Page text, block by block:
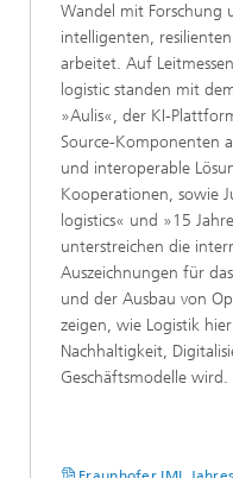
Wandel mit Forschung
intelligenten,
arbeitet. Auf
logistic standen mit
»Aulis«, der KI-
Source-Komponenten
und interoperable
Kooperationen, sowie
logistics« und »15
unterstreichen die
Auszeichnungen für
und der Ausbau von
zeigen, wie Logistik
Nachhaltigkeit,
Geschäftsmodelle wird.